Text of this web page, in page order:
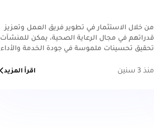
من خلال الاستثمار في تطوير فريق العمل وتعزيز
قدراتهم في مجال الرعاية الصحية، يمكن للمنشآت
تحقيق تحسينات ملموسة في جودة الخدمة والأداء
التحديات المستقبلية في مجال الرعاية الصحية
منذ 3 سنين اقرأ المزيد